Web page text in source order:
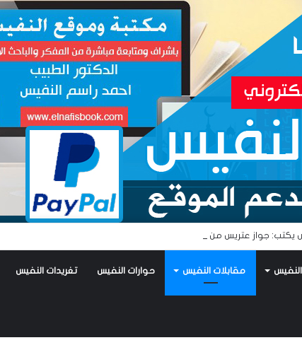
يكتب: جواز عتريس من فؤادة باطل!! وجواز براقش من حُنين فاشل!!
مقابلات النفيس حوارات النفيس تغريدات النفيس